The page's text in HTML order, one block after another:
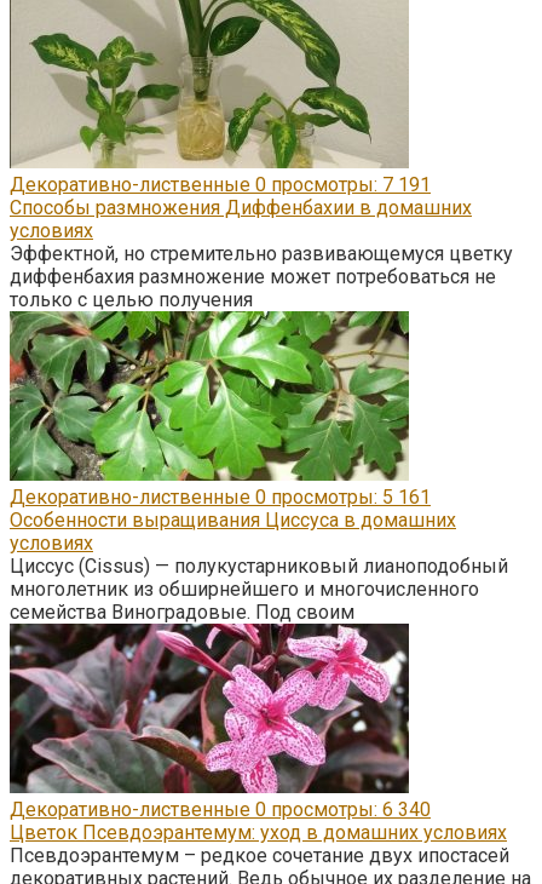
Декоративно-лиственные 0 просмотры: 7 191
Способы размножения Диффенбахии в домашних
условиях
Эффектной, но стремительно развивающемуся цветку
диффенбахия размножение может потребоваться не
только с целью получения
Декоративно-лиственные 0 просмотры: 5 161
Особенности выращивания Циссуса в домашних
условиях
Циссус (Cissus) — полукустарниковый лианоподобный
многолетник из обширнейшего и многочисленного
семейства Виноградовые. Под своим
Декоративно-лиственные 0 просмотры: 6 340
Цветок Псевдоэрантемум: уход в домашних условиях
Псевдоэрантемум – редкое сочетание двух ипостасей
декоративных растений. Ведь обычное их разделение на